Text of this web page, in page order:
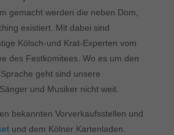
gemacht werden die neben Dom,
existiert. Mit dabei sind
Kölsch-und Krat-Experten vom
des Festkomitees. Wo es um den
geht sind unsere
und Musiker nicht weit.
bekannten Vorverkaufsstellen und
und dem Kölner Kartenladen.